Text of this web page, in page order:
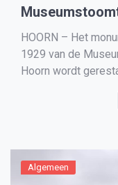
HOORN – Het
1929 van de
Hoorn wordt
gestoomd voor de
Algemeen